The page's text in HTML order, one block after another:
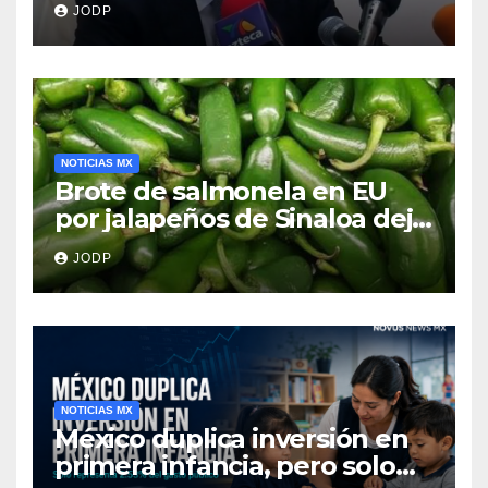
JODP
NOTICIAS MX
Brote de salmonela en EU
por jalapeños de Sinaloa deja
345 enfermos y 36
hospitalizados
JODP
NOTICIAS MX
México duplica inversión en
primera infancia, pero solo